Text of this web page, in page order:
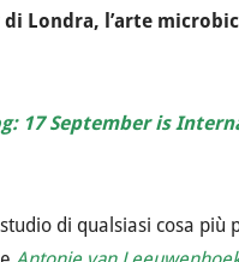
Londra, l’arte
17 September is
di qualsiasi cosa più